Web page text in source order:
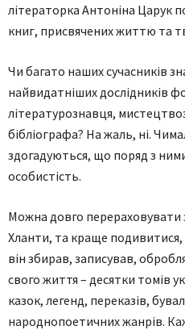
літераторка Антоніна Царук
книг, присвячених життю та
Чи багато наших сучасників
найвидатніших дослідників
літературознавця,
бібліографа? На жаль, ні.
здогадуються, що поряд з
особистість.
Можна довго перераховувати
Хланти, та краще
він збирав, записував,
свого життя – десятки томів
казок, легенд, переказів,
народнопоетичних жанрів.